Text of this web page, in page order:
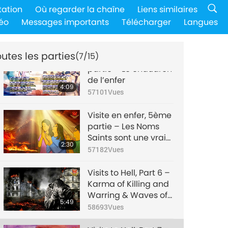
Où regarder la chaîne
Liens similaires
Messages importants Télécharger Langues
les parties(7/15)
partie – Maître a
sauvé ma grand-
mère en
devenir un fantôme
57439Vues
4:09
Visite en enfer, 4ème
partie – Le chaudron
de l’enfer
57101Vues
2:30
Visite en enfer, 5ème
partie – Les Noms
Saints sont une vraie
protection
57182Vues
5:49
Visits to Hell, Part 6 –
Karma of Killing and
Warring & Waves of
Black Nails in Hell
58693Vues